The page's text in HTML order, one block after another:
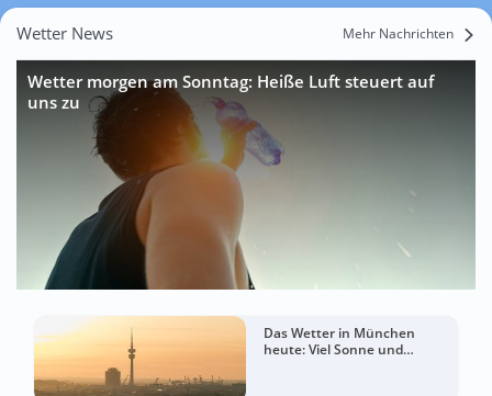
Wetter News Mehr Nachrichten
Wetter morgen am Sonntag: Heiße Luft steuert auf
uns zu
Das Wetter in München
heute: Viel Sonne und